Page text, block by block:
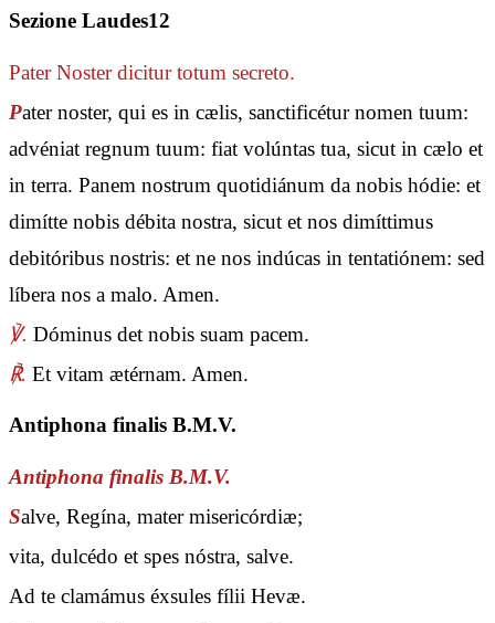
Sezione Laudes12
Pater Nosterdicitur totum secreto.
Pater noster, qui es in cælis, sanctificétur nomen tuum:
advéniat regnum tuum: fiat volúntas tua, sicut in cælo et
in terra. Panem nostrum quotidiánum da nobis hódie: et
dimítte nobis débita nostra, sicut et nos dimíttimus
debitóribus nostris: et ne nos indúcas in tentatiónem: sed
líbera nos a malo. Amen.
℣. Dóminus det nobis suam pacem.
℟. Et vitam ætérnam. Amen.
Antiphona finalis B.M.V.
Antiphona finalis B.M.V.
Salve, Regína, mater misericórdiæ;
vita, dulcédo et spes nóstra, salve.
Ad te clamámus éxsules fílii Hevæ.